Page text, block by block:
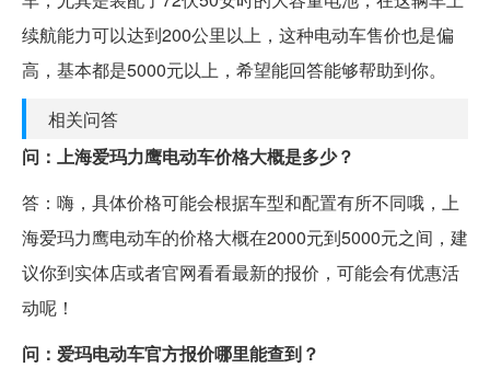
续航能力可以达到200公里以上，这种电动车售价也是偏
高，基本都是5000元以上，希望能回答能够帮助到你。
相关问答
问：上海爱玛力鹰电动车价格大概是多少？
答：嗨，具体价格可能会根据车型和配置有所不同哦，上
海爱玛力鹰电动车的价格大概在2000元到5000元之间，建
议你到实体店或者官网看看最新的报价，可能会有优惠活
动呢！
问：爱玛电动车官方报价哪里能查到？